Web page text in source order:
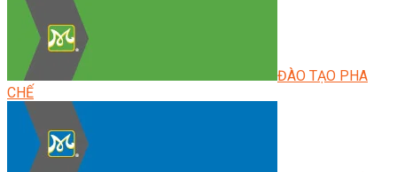
ĐÀO TẠO PHA
CHẾ